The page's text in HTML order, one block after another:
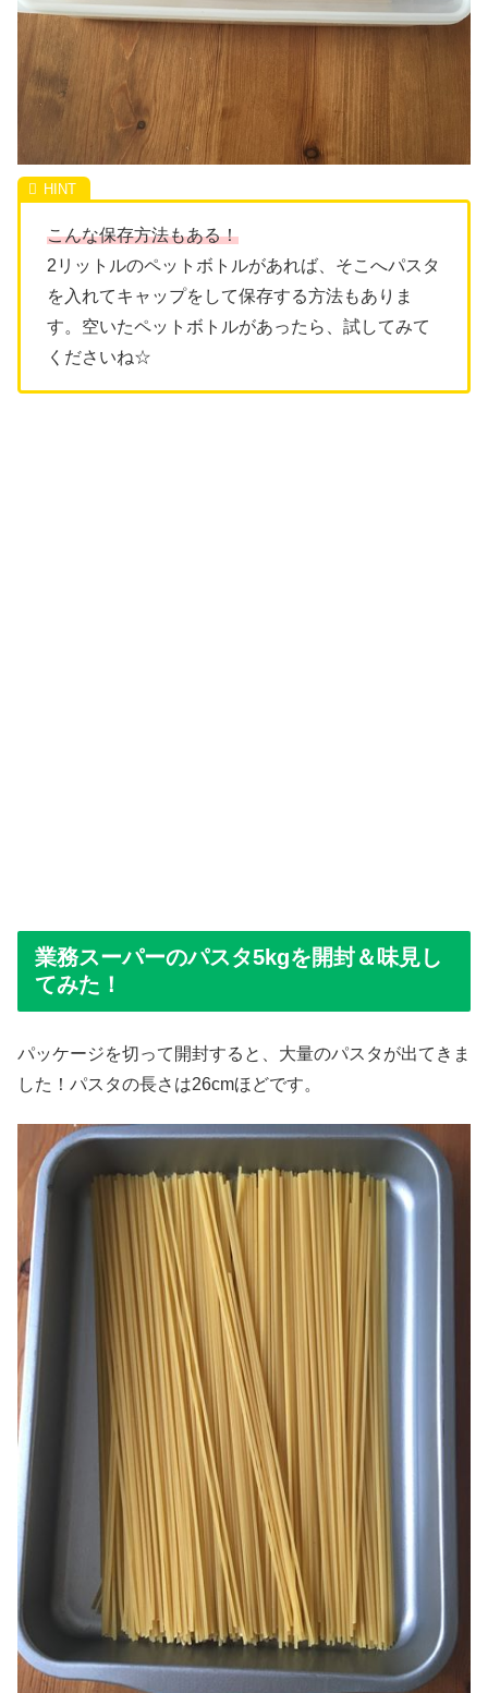
こんな保存方法もある！
2リットルのペットボトルがあれば、そこへパスタ
を入れてキャップをして保存する方法もありま
す。空いたペットボトルがあったら、試してみて
くださいね☆
業務スーパーのパスタ5kgを開封＆味見し
てみた！
パッケージを切って開封すると、大量のパスタが出てきま
した！パスタの長さは26cmほどです。